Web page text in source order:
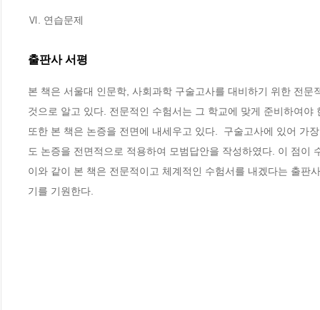
Ⅵ. 연습문제
출판사 서평
본 책은 서울대 인문학, 사회과학 구술고사를 대비하기 위한 전
것으로 알고 있다. 전문적인 수험서는 그 학교에 맞게 준비하여
또한 본 책은 논증을 전면에 내세우고 있다.  구술고사에 있어 가
도 논증을 전면적으로 적용하여 모범답안을 작성하였다. 이 점이
이와 같이 본 책은 전문적이고 체계적인 수험서를 내겠다는 출판
기를 기원한다.